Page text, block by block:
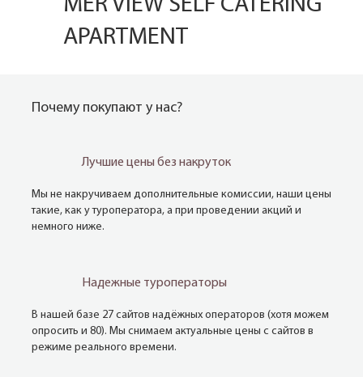
MER VIEW SELF CATERING
APARTMENT
Почему покупают у нас?
Лучшие цены без накруток
Мы не накручиваем дополнительные комиссии, наши цены
такие, как у туроператора, а при проведении акций и
немного ниже.
Надежные туроператоры
В нашей базе 27 сайтов надёжных операторов (хотя можем
опросить и 80). Мы снимаем актуальные цены с сайтов в
режиме реального времени.